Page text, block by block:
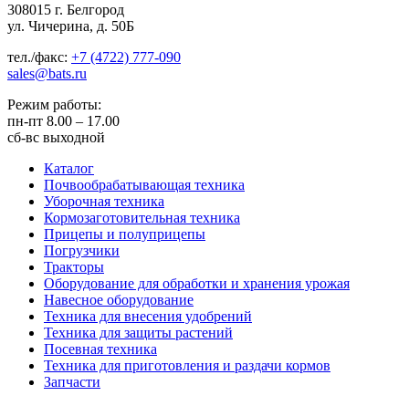
308015 г. Белгород
ул. Чичерина, д. 50Б
тел./факс: +7 (4722) 777-090
sales@bats.ru
Режим работы:
пн-пт 8.00 – 17.00
сб-вс выходной
Каталог
Почвообрабатывающая техника
Уборочная техника
Кормозаготовительная техника
Прицепы и полуприцепы
Погрузчики
Тракторы
Оборудование для обработки и хранения урожая
Навесное оборудование
Техника для внесения удобрений
Техника для защиты растений
Посевная техника
Техника для приготовления и раздачи кормов
Запчасти